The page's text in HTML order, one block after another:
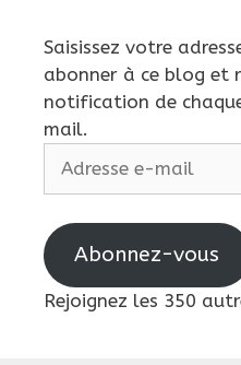
Saisissez votre
abonner à ce blog et
notification de
mail.
Abonnez-vous
Rejoignez les 350